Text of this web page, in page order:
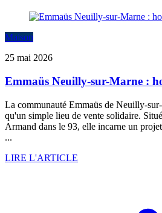
Maison
25 mai 2026
Emmaüs Neuilly-sur-Marne :
La communauté Emmaüs de Neuilly-
qu'un simple lieu de vente solidaire.
Armand dans le 93, elle incarne un
...
LIRE L'ARTICLE